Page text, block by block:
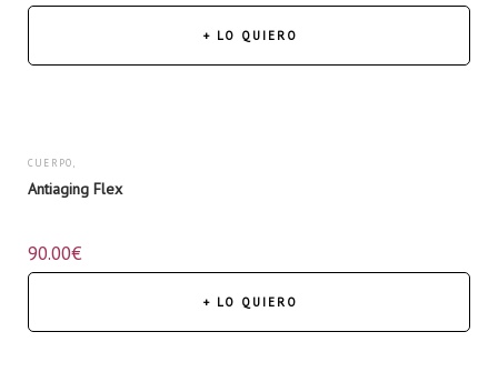
+ LO QUIERO
CUERPO
Antiaging Flex
90.00€
+ LO QUIERO